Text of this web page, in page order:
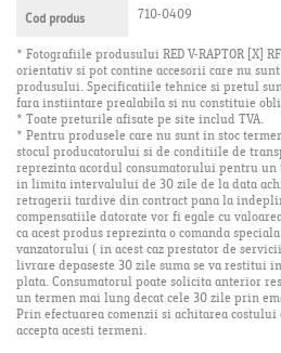
Cod produs
710-0409
* Fotografiile produsului RED V-RAPTOR [X]
orientativ si pot contine accesorii care nu
produsului. Specificatiile tehnice si pretul
fara instiintare prealabila si nu constituie
* Toate preturile afisate pe site includ TVA.
* Pentru produsele care nu sunt in stoc
stocul producatorului si de conditiile de
reprezinta acordul consumatorului pentru
in limita intervalului de 30 zile de la data
retragerii tardive din contract pana la
compensatiile datorate vor fi egale cu
ca acest produs reprezinta o comanda
vanzatorului ( in acest caz prestator de
livrare depaseste 30 zile suma se va restitui
plata. Consumatorul poate solicita anterior
un termen mai lung decat cele 30 zile prin
Prin efectuarea comenzii si achitarea
accepta acesti termeni.